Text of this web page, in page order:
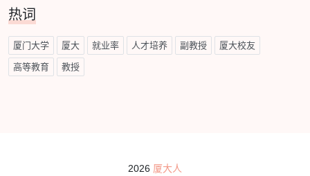
热词
厦门大学 厦大 就业率 人才培养 副教授 厦大校友
高等教育 教授
2026 厦大人